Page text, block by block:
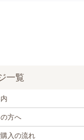
方へ
入の流れ